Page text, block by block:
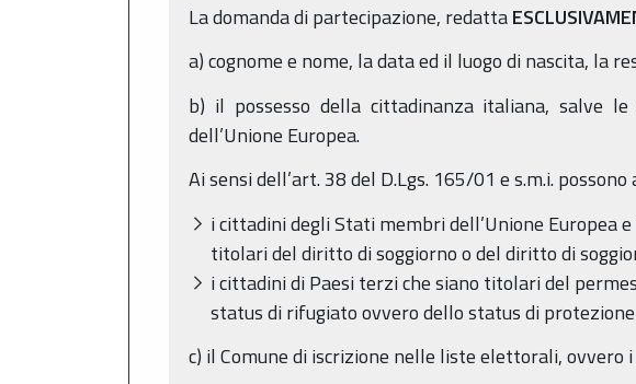
La domanda di partecipazione, redatta
a) cognome e nome, la data ed il luogo di nascita, la
b) il possesso della cittadinanza italiana, salve
dell’Unione Europea.
Ai sensi dell’art. 38 del D.Lgs. 165/01 e s.m.i.
i cittadini degli Stati membri dell’Unione Europea
titolari del diritto di soggiorno o del diritto di
i cittadini di Paesi terzi che siano titolari del
status di rifugiato ovvero dello status di
c) il Comune di iscrizione nelle liste elettorali,